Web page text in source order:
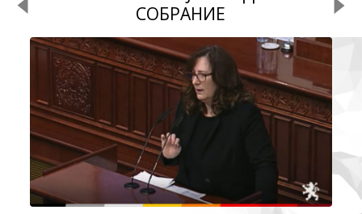
СОБРАНИЕ